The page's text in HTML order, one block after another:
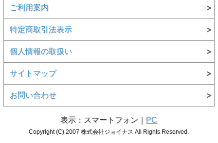
ご利用案内
特定商取引法表示
個人情報の取扱い
サイトマップ
お問い合わせ
表示：スマートフォン｜ PC
Copyright (C) 2007 株式会社ジョイナス All Rights Reserved.